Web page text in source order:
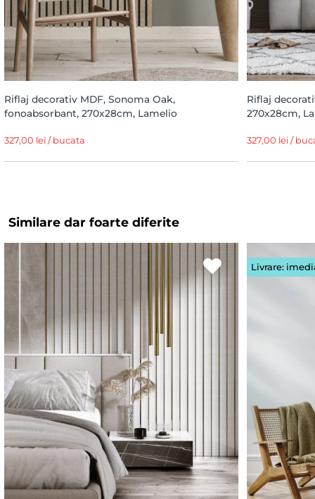
Riflaj decorativ MDF, Sonoma Oak,
fonoabsorbant, 270x28cm, Lamelio
327,00 lei / bucata
Riflaj
270x28cm,
327,00 lei /
Similare dar foarte diferite
Livrare: